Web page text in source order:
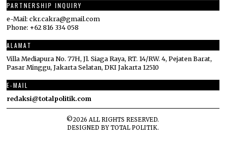
PARTNERSHIP INQUIRY
e-Mail: ckr.cakra@gmail.com
Phone: +62 816 334 058
ALAMAT
Villa Mediapura No. 77H, Jl. Siaga Raya, RT. 14/RW. 4, Pejaten Barat,
Pasar Minggu, Jakarta Selatan, DKI Jakarta 12510
E-MAIL
redaksi@totalpolitik.com
©2026 ALL RIGHTS RESERVED.
DESIGNED BYTOTAL POLITIK.